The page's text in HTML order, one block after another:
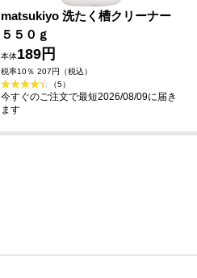
matsukiyo 洗たく槽クリーナー
５５０ｇ
本体189円
税率10％ 207円（税込）
（5）
今すぐのご注文で最短2026/08/09に届き
ます